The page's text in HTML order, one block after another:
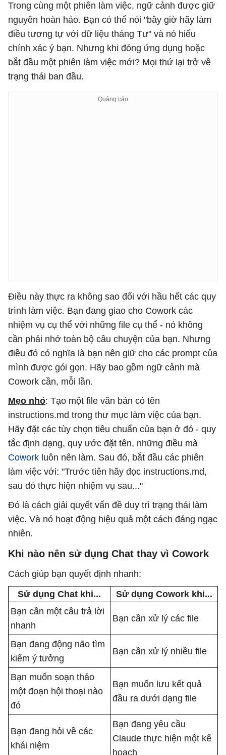
Trong cùng một phiên làm việc, ngữ cảnh được giữ
nguyên hoàn hảo. Bạn có thể nói "bây giờ hãy làm
điều tương tự với dữ liệu tháng Tư" và nó hiểu
chính xác ý bạn. Nhưng khi đóng ứng dụng hoặc
bắt đầu một phiên làm việc mới? Mọi thứ lại trở về
trạng thái ban đầu.
Điều này thực ra không sao đối với hầu hết các quy
trình làm việc. Bạn đang giao cho Cowork các
nhiệm vụ cụ thể với những file cụ thể - nó không
cần phải nhớ toàn bộ câu chuyện của bạn. Nhưng
điều đó có nghĩa là bạn nên giữ cho các prompt của
mình được gói gọn. Hãy bao gồm ngữ cảnh mà
Cowork cần, mỗi lần.
Mẹo nhỏ: Tạo một file văn bản có tên
instructions.md trong thư mục làm việc của bạn.
Hãy đặt các tùy chọn tiêu chuẩn của bạn ở đó - quy
tắc định dạng, quy ước đặt tên, những điều mà
Cowork luôn nên làm. Sau đó, bắt đầu các phiên
làm việc với: "Trước tiên hãy đọc instructions.md,
sau đó thực hiện nhiệm vụ sau..."
Đó là cách giải quyết vấn đề duy trì trạng thái làm
việc. Và nó hoạt động hiệu quả một cách đáng ngạc
nhiên.
Khi nào nên sử dụng Chat thay vì Cowork
Cách giúp bạn quyết định nhanh:
Sử dụng Chat khi...
Sử dụng Cowork khi...
Bạn cần một câu trả lời
nhanh
Bạn cần xử lý các file
Bạn đang động não tìm
kiếm ý tưởng
Bạn cần xử lý nhiều file
Bạn muốn soạn thảo
một đoạn hội thoại nào
đó
Bạn muốn lưu kết quả
đầu ra dưới dạng file
Bạn đang hỏi về các
khái niệm
Bạn đang yêu cầu
Claude thực hiện một kế
hoạch